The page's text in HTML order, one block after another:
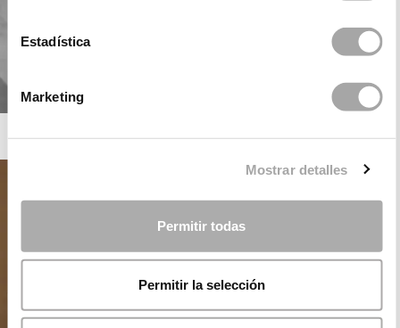
Estadística
Marketing
Mostrar detalles
Permitir todas
Permitir la selección